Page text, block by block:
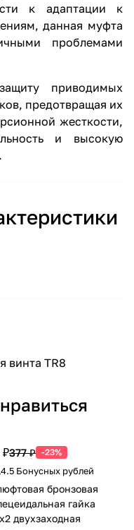
к адаптации к
данная муфта
проблемами
приводимых
предотвращая их
жесткости,
и высокую
винта TR8
₽377 ₽ -23%
Бонусных рублей
бронзовая
гайка
двухзаходная